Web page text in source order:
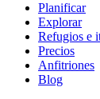
Planificar
Explorar
Refugios e
Precios
Anfitriones
Blog